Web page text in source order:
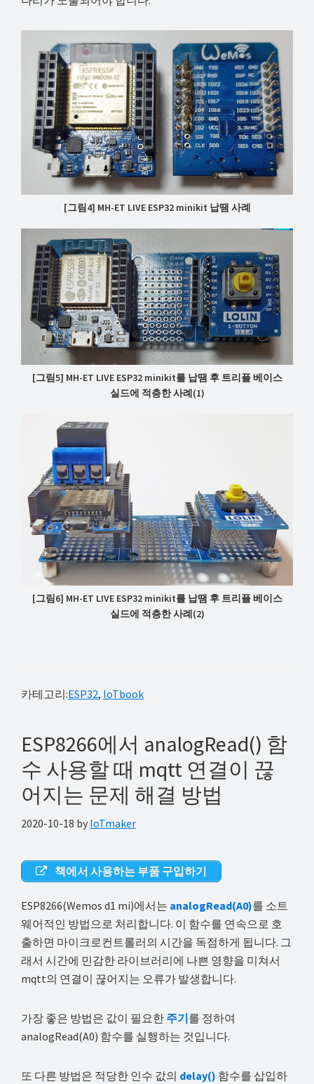
[그림4] MH-ET LIVE ESP32 minikit 납땜 사례
[그림5] MH-ET LIVE ESP32 minikit를 납땜 후 트리플 베이스
실드에 적층한 사례(1)
[그림6] MH-ET LIVE ESP32 minikit를 납땜 후 트리플 베이스
실드에 적층한 사례(2)
카테고리:ESP32, IoTbook
ESP8266에서 analogRead() 함
수 사용할 때 mqtt 연결이 끊
어지는 문제 해결 방법
2020-10-18 by IoTmaker
책에서 사용하는 부품 구입하기
ESP8266(Wemos d1 mi)에서는 analogRead(A0)를 소트
웨어적인 방법으로 처리합니다. 이 함수를 연속으로 호
출하면 마이크로컨트롤러의 시간을 독점하게 됩니다. 그
래서 시간에 민감한 라이브러리에 나쁜 영향을 미쳐서
mqtt의 연결이 끊어지는 오류가 발생합니다.
가장 좋은 방법은 값이 필요한 주기를 정하여
analogRead(A0) 함수를 실행하는 것입니다.
또 다른 방법은 적당한 인수 값의 delay() 함수를 삽입하